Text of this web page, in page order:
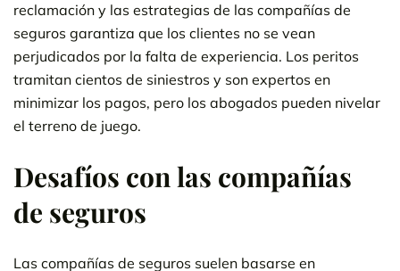
reclamación y las estrategias de las compañías de
seguros garantiza que los clientes no se vean
perjudicados por la falta de experiencia. Los peritos
tramitan cientos de siniestros y son expertos en
minimizar los pagos, pero los abogados pueden nivelar
el terreno de juego.
Desafíos con las compañías
de seguros
Las compañías de seguros suelen basarse en